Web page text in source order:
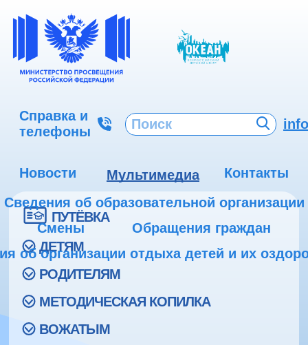
Справка и
телефоны
Новости Мультимедиа
Контакты
Сведения об образовательной организации
Смены
Обращения граждан
об организации отдыха детей и их
ПУТЁВКА
ДЕТЯМ
РОДИТЕЛЯМ
МЕТОДИЧЕСКАЯ КОПИЛКА
ВОЖАТЫМ